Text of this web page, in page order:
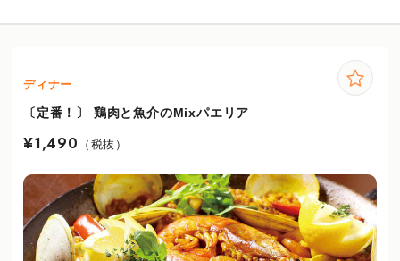
ディナー
〔定番！〕 鶏肉と魚介のMixパエリア
¥1,490 （税抜）